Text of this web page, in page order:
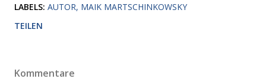
LABELS: AUTOR MAIK MARTSCHINKOWSKY
TEILEN
Kommentare